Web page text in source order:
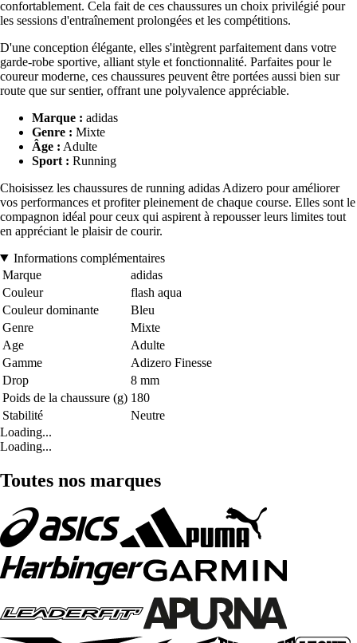
confortablement. Cela fait de ces chaussures un choix privilégié pour
les sessions d'entraînement prolongées et les compétitions.
D'une conception élégante, elles s'intègrent parfaitement dans votre
garde-robe sportive, alliant style et fonctionnalité. Parfaites pour le
coureur moderne, ces chaussures peuvent être portées aussi bien sur
route que sur sentier, offrant une polyvalence appréciable.
Marque : adidas
Genre : Mixte
Âge : Adulte
Sport : Running
Choisissez les chaussures de running adidas Adizero pour améliorer
vos performances et profiter pleinement de chaque course. Elles sont le
compagnon idéal pour ceux qui aspirent à repousser leurs limites tout
en appréciant le plaisir de courir.
Informations complémentaires
Marque
adidas
Couleur
flash aqua
Couleur dominante
Bleu
Genre
Mixte
Age
Adulte
Gamme
Adizero Finesse
Drop
8 mm
Poids de la chaussure (g) 180
Stabilité
Neutre
Loading...
Loading...
Toutes nos marques